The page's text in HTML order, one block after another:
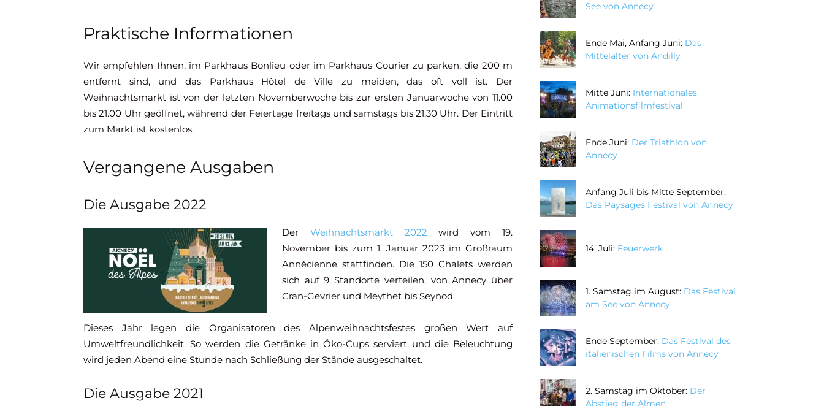
Praktische Informationen
Wir empfehlen Ihnen, im Parkhaus Bonlieu oder im Parkhaus Courier zu parken, die 200 m
entfernt sind, und das Parkhaus Hôtel de Ville zu meiden, das oft voll ist. Der
Weihnachtsmarkt ist von der letzten Novemberwoche bis zur ersten Januarwoche von 11.00
bis 21.00 Uhr geöffnet, während der Feiertage freitags und samstags bis 21.30 Uhr. Der Eintritt
zum Markt ist kostenlos.
Vergangene Ausgaben
Die Ausgabe 2022
Der Weihnachtsmarkt 2022 wird vom 19.
November bis zum 1. Januar 2023 im Großraum
Annécienne stattfinden. Die 150 Chalets werden
sich auf 9 Standorte verteilen, von Annecy über
Cran-Gevrier und Meythet bis Seynod.
Dieses Jahr legen die Organisatoren des Alpenweihnachtsfestes großen Wert auf
Umweltfreundlichkeit. So werden die Getränke in Öko-Cups serviert und die Beleuchtung
wird jeden Abend eine Stunde nach Schließung der Stände ausgeschaltet.
Die Ausgabe 2021
See von Annecy
Ende Mai, Anfang Juni: Das
Mittelalter von Andilly
Mitte Juni: Internationales
Animationsfilmfestival
Ende Juni: Der Triathlon von
Annecy
Anfang Juli bis Mitte September:
Das Paysages Festival von Annecy
14. Juli: Feuerwerk
1. Samstag im August: Das Festival
am See von Annecy
Ende September: Das Festival des
italienischen Films von Annecy
2. Samstag im Oktober: Der
Abstieg der Almen